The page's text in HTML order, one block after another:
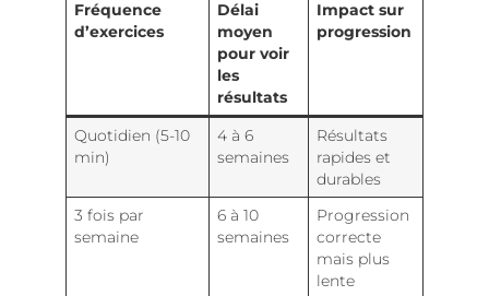
Fréquence
d’exercices
Délai
moyen
pour voir
les
résultats
Impact sur
progression
Quotidien (5-10
min)
4 à 6
semaines
Résultats
rapides et
durables
3 fois par
semaine
6 à 10
semaines
Progression
correcte
mais plus
lente